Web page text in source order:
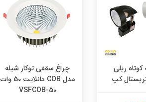
کوتاه ریلی
کپ
چراغ سقفی توکار شیله
مدل COB دانلایت 50 وات
VSFCOB-50